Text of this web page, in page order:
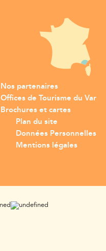
Nos partenaires
Offices de Tourisme du Var
Brochures et cartes
Plan du site
Données Personnelles
Mentions légales